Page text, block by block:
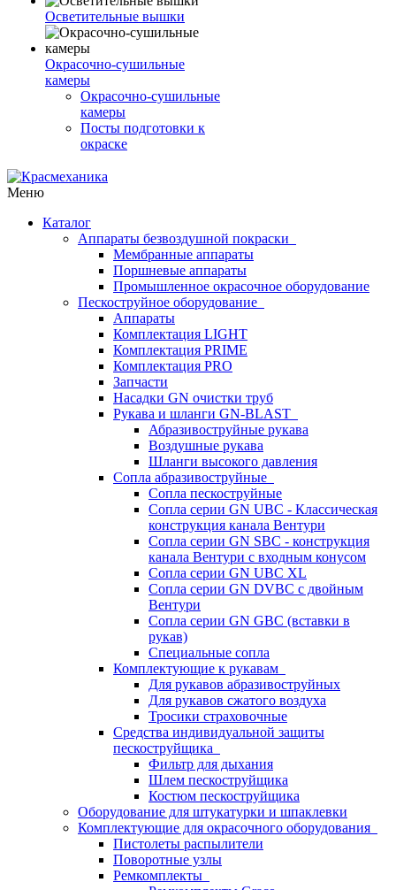
Осветительные вышки
Окрасочно-сушильные
камеры
Окрасочно-сушильные
камеры
Посты подготовки к
окраске
Меню
Каталог
Аппараты безвоздушной покраски
Мембранные аппараты
Поршневые аппараты
Промышленное окрасочное оборудование
Пескоструйное оборудование
Аппараты
Комплектация LIGHT
Комплектация PRIME
Комплектация PRO
Запчасти
Насадки GN очистки труб
Рукава и шланги GN-BLAST
Абразивоструйные рукава
Воздушные рукава
Шланги высокого давления
Сопла абразивоструйные
Сопла пескоструйные
Сопла серии GN UBC - Классическая
конструкция канала Вентури
Сопла серии GN SBC - конструкция
канала Вентури c входным конусом
Сопла серии GN UBC XL
Сопла серии GN DVBC с двойным
Вентури
Сопла серии GN GBC (вставки в
рукав)
Специальные сопла
Комплектующие к рукавам
Для рукавов абразивоструйных
Для рукавов сжатого воздуха
Тросики страховочные
Средства индивидуальной защиты
пескоструйщика
Фильтр для дыхания
Шлем пескоструйщика
Костюм пескоструйщика
Оборудование для штукатурки и шпаклевки
Комплектующие для окрасочного оборудования
Пистолеты распылители
Поворотные узлы
Ремкомплекты